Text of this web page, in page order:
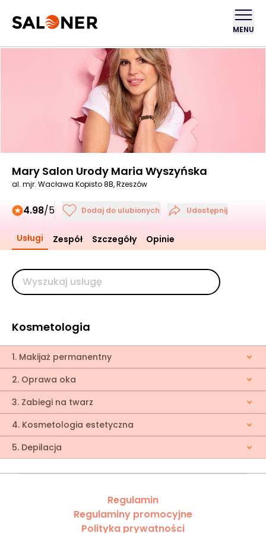
MENU
Mary Salon Urody Maria Wyszyńska
al. mjr. Wacława Kopisto 8B, Rzeszów
4.98/5 Dodaj do ulubionych Udostępnij
Usługi Zespół Szczegóły Opinie
Kosmetologia
1. Makijaż permanentny
2. Oprawa oka
3. Zabiegi na twarz
4. Kosmetologia estetyczna
5. Depilacja
Regulamin
Regulaminy promocyjne
Polityka prywatności